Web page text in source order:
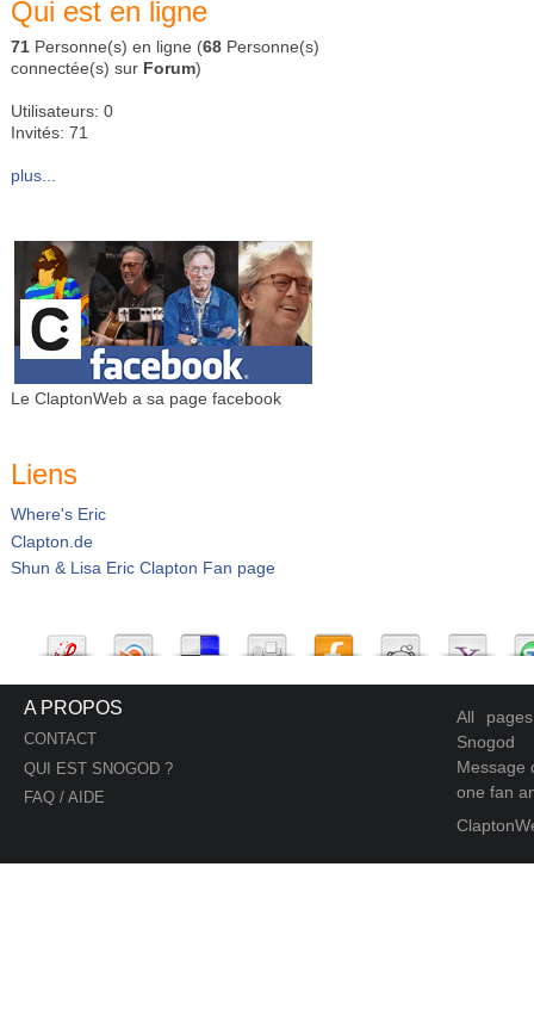
Qui est en ligne
71 Personne(s) en ligne (68 Personne(s)
connectée(s) sur Forum)
Utilisateurs: 0
Invités: 71
plus...
Le ClaptonWeb a sa page facebook
Liens
Where's Eric
Clapton.de
Shun & Lisa Eric Clapton Fan page
A PROPOS
CONTACT
QUI EST SNOGOD ?
FAQ / AIDE
All
Snogod
Message
one fan